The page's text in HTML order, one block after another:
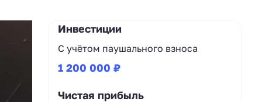
Инвестиции
С учётом паушального взноса
1 200 000 ₽
Чистая прибыль